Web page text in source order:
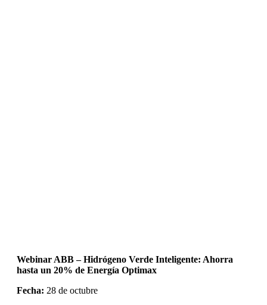
Webinar ABB – Hidrógeno Verde Inteligente: Ahorra
hasta un 20% de Energía Optimax
Fecha: 28 de octubre